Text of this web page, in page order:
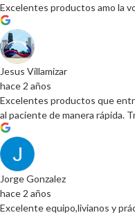
Excelentes productos amo la
Jesus Villamizar
hace 2 años
Excelentes productos que
al paciente de manera rápida.
Jorge Gonzalez
hace 2 años
Excelente equipo,livianos y